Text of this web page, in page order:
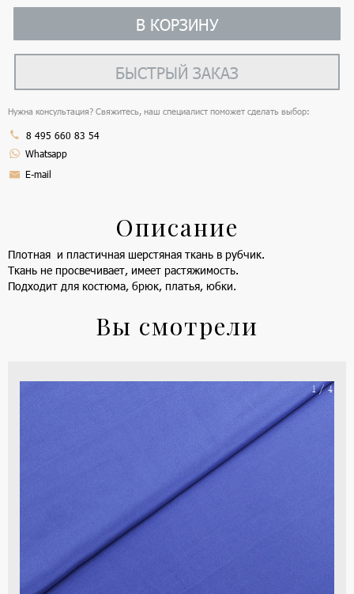
В КОРЗИНУ
БЫСТРЫЙ ЗАКАЗ
Нужна консультация? Свяжитесь, наш специалист поможет сделать выбор:
8 495 660 83 54
Whatsapp
E-mail
Описание
Плотная и пластичная шерстяная ткань в рубчик.
Ткань не просвечивает, имеет растяжимость.
Подходит для костюма, брюк, платья, юбки.
Вы смотрели
1 / 4